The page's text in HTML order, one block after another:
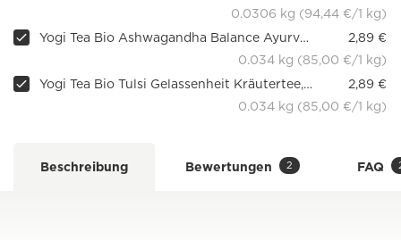
0.0306 kg (94,44 €/1 kg)
Yogi Tea Bio Ashwagandha Balance Ayurveda-Tee, 17 Beutel
2,89 €
0.034 kg (85,00 €/1 kg)
Yogi Tea Bio Tulsi Gelassenheit Kräutertee, 17 Beutel
2,89 €
0.034 kg (85,00 €/1 kg)
Beschreibung Bewertungen 2 FAQ